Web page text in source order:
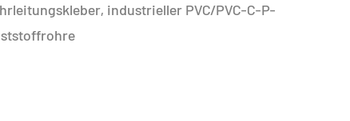
industrieller PVC/PVC-C-P-